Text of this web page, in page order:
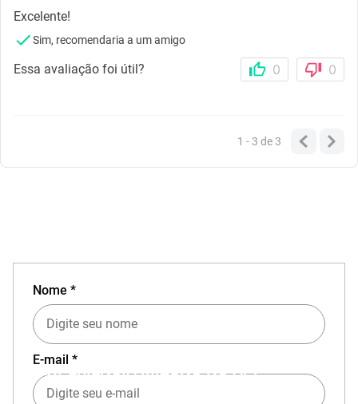
Excelente!
Sim, recomendaria a um amigo
Essa avaliação foi útil? 0 0
1 - 3de 3
EXPERIÊNCIA MIZUNO NO APP
Nome *
E-mail *